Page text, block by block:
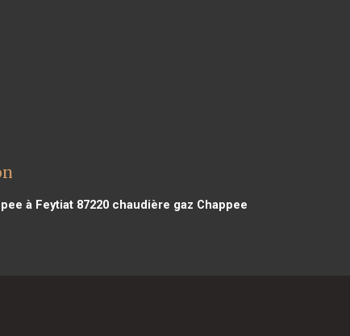
à Feytiat 87220 chaudière gaz Chappee